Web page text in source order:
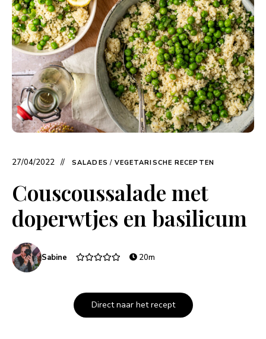
27/04/2022 SALADES / VEGETARISCHE RECEPTEN
Couscoussalade met
doperwtjes en basilicum
Sabine 20m
Direct naar het recept